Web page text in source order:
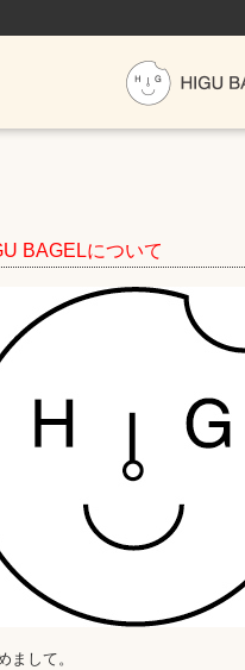
BAGELについて
まして。